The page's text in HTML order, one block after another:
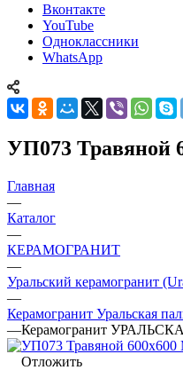
Вконтакте
YouTube
Одноклассники
WhatsApp
УП073 Травяной
Главная
—
Каталог
—
КЕРАМОГРАНИТ
—
Уральский керамогранит
—
Керамогранит Уральская
—Керамогранит
Отложить